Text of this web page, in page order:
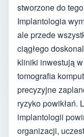
stworzone do
Implantologia
ale przede
ciągłego
kliniki inwestują
tomografia
precyzyjne
ryzyko powikłań.
implantologii
organizacji,